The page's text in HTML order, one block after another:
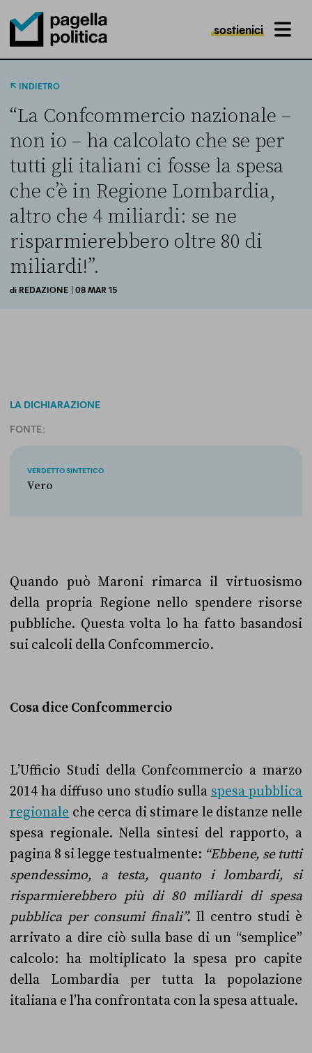
Pagella Politica Logo
sostienici MENU
INDIETRO
“La Confcommercio nazionale –
non io – ha calcolato che se per
tutti gli italiani ci fosse la spesa
che c’è in Regione Lombardia,
altro che 4 miliardi: se ne
risparmierebbero oltre 80 di
miliardi!”.
di REDAZIONE | 08 MAR 15
LA DICHIARAZIONE
FONTE:
VERDETTO SINTETICO
Vero
Quando può Maroni rimarca il virtuosismo
della propria Regione nello spendere risorse
pubbliche. Questa volta lo ha fatto basandosi
sui calcoli della Confcommercio.
Cosa dice Confcommercio
L’Ufficio Studi della Confcommercio a marzo
2014 ha diffuso uno studio sulla spesa pubblica
regionale che cerca di stimare le distanze nelle
spesa regionale. Nella sintesi del rapporto, a
pagina 8 si legge testualmente: “Ebbene, se tutti
spendessimo, a testa, quanto i lombardi, si
risparmierebbero più di 80 miliardi di spesa
pubblica per consumi finali”. Il centro studi è
arrivato a dire ciò sulla base di un “semplice”
calcolo: ha moltiplicato la spesa pro capite
della Lombardia per tutta la popolazione
italiana e l’ha confrontata conla spesa attuale.